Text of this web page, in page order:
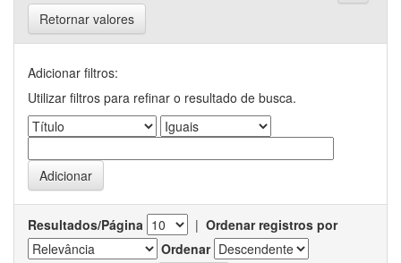
Retornar valores
Adicionar filtros:
Utilizar filtros para refinar o resultado de busca.
Resultados/Página | Ordenar registros por
Ordenar